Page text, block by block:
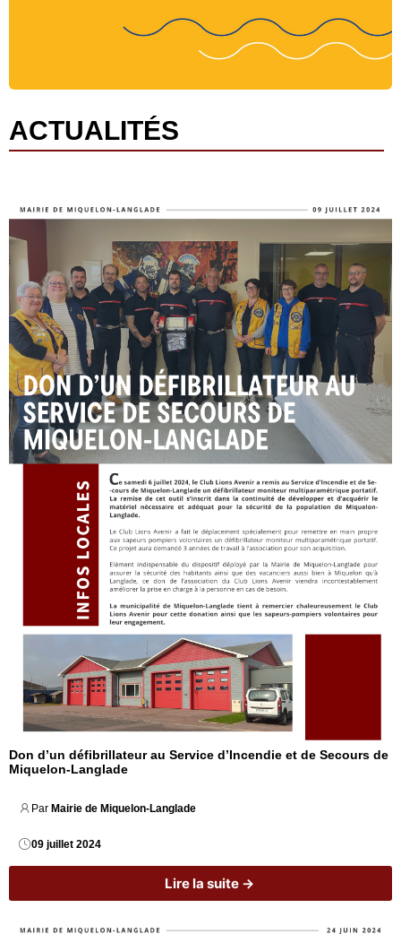
ACTUALITÉS
Don d’un défibrillateur au Service d’Incendie et de Secours de
Miquelon-Langlade
Par Mairie de Miquelon-Langlade
09 juillet 2024
Lire la suite →